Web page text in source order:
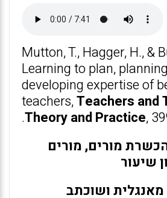
A
p
p
o
o
k
Mutton, T., Hagger, H., &
Learning to plan,
developing expertise of
teachers,Teachers and
Theory and Practice,
מורים, מורים
שיעור
ושוכתב